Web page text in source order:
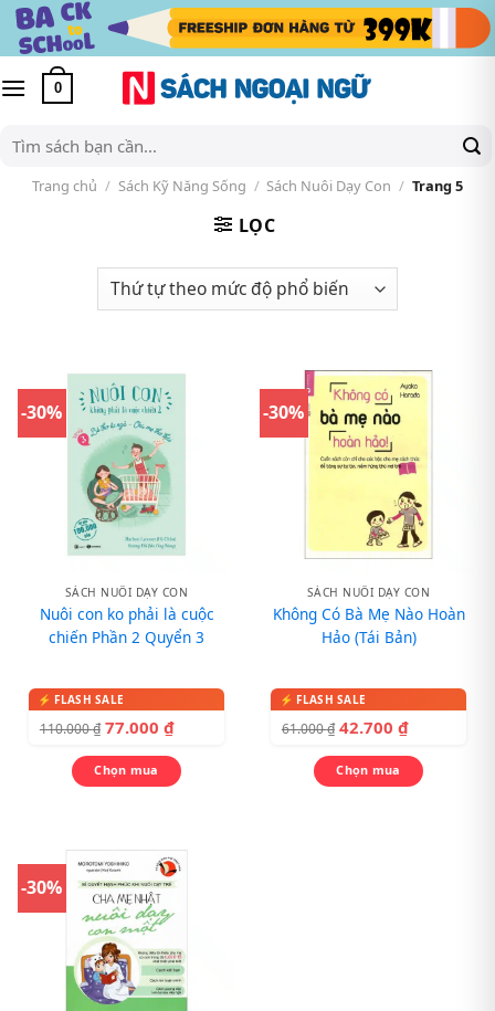
Skip
content
0
Tìm
kiếm:
Trang chủ / Sách Kỹ Năng Sống / Sách Nuôi Dạy Con / Trang 5
LỌC
-30%
SÁCH NUÔI DẠY CON
Nuôi con ko phải là cuộc
chiến Phần 2 Quyển 3
110.000₫ 77.000 ₫
Chọn mua
-30%
SÁCH NUÔI DẠY CON
Không Có Bà Mẹ Nào Hoàn
Hảo (Tái Bản)
61.000₫ 42.700 ₫
Chọn mua
-30%